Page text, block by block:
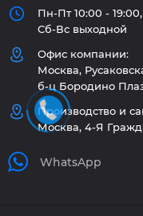
Пн-Пт 10:00 - 19:00,
Сб-Вс выходной
Офис компании:
Москва,
б-ц Бородино
Производство и
Москва, 4-Я
WhatsApp